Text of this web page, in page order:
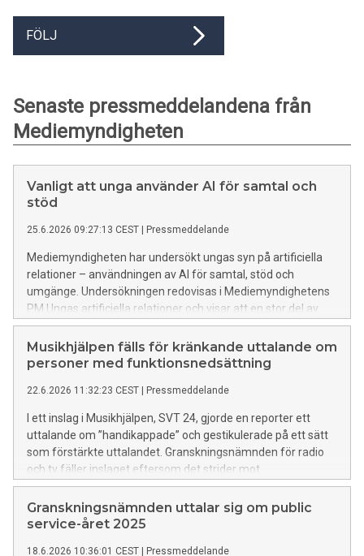
FÖLJ
Senaste pressmeddelandena från
Mediemyndigheten
Vanligt att unga använder AI för samtal och
stöd
25.6.2026 09:27:13 CEST | Pressmeddelande
Mediemyndigheten har undersökt ungas syn på artificiella
relationer – användningen av AI för samtal, stöd och
umgänge. Undersökningen redovisas i Mediemyndighetens
PM Ungas artificiella relationer och visar att en stor del av
unga i Sverige använder AI som komplement till mänskliga
samtal.
Musikhjälpen fälls för kränkande uttalande om
personer med funktionsnedsättning
22.6.2026 11:32:23 CEST | Pressmeddelande
I ett inslag i Musikhjälpen, SVT 24, gjorde en reporter ett
uttalande om ”handikappade” och gestikulerade på ett sätt
som förstärkte uttalandet. Granskningsnämnden för radio
och tv fäller inslaget eftersom det strider mot
bestämmelsen om televisionens särskilda genomslagskraft.
Granskningsnämnden uttalar sig om public
service-året 2025
18.6.2026 10:36:01 CEST | Pressmeddelande